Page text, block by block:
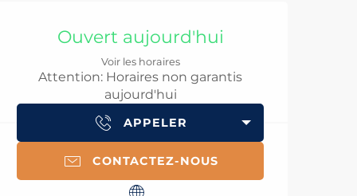
Ouverture et
Ouvert aujourd'hui
Voir les horaires
Attention: Horaires non garantis
aujourd'hui
APPELER
CONTACTEZ-NOUS